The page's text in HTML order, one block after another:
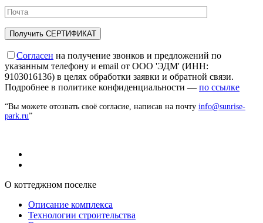
Согласен на получение звонков и предложений по
указанным телефону и email от ООО 'ЭДМ' (ИНН:
9103016136) в целях обработки заявки и обратной связи.
Подробнее в политике конфиденциальности — по ссылке
“Вы можете отозвать своё согласие, написав на почту info@sunrise-
park.ru”
О коттеджном поселке
Описание комплекса
Технологии строительства